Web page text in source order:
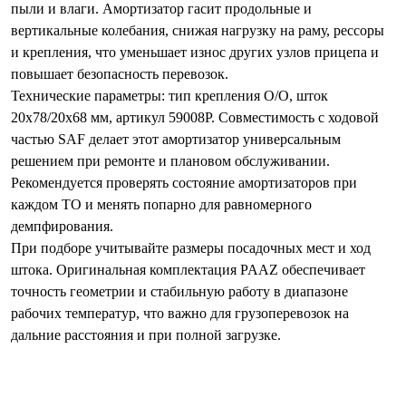
пыли и влаги. Амортизатор гасит продольные и
вертикальные колебания, снижая нагрузку на раму, рессоры
и крепления, что уменьшает износ других узлов прицепа и
повышает безопасность перевозок.
Технические параметры: тип крепления O/O, шток
20x78/20x68 мм, артикул 59008P. Совместимость с ходовой
частью SAF делает этот амортизатор универсальным
решением при ремонте и плановом обслуживании.
Рекомендуется проверять состояние амортизаторов при
каждом ТО и менять попарно для равномерного
демпфирования.
При подборе учитывайте размеры посадочных мест и ход
штока. Оригинальная комплектация PAAZ обеспечивает
точность геометрии и стабильную работу в диапазоне
рабочих температур, что важно для грузоперевозок на
дальние расстояния и при полной загрузке.